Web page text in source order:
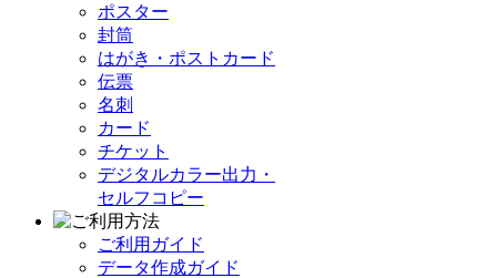
ポスター
封筒
はがき・ポストカード
伝票
名刺
カード
チケット
デジタルカラー出力・
セルフコピー
ご利用ガイド
データ作成ガイド